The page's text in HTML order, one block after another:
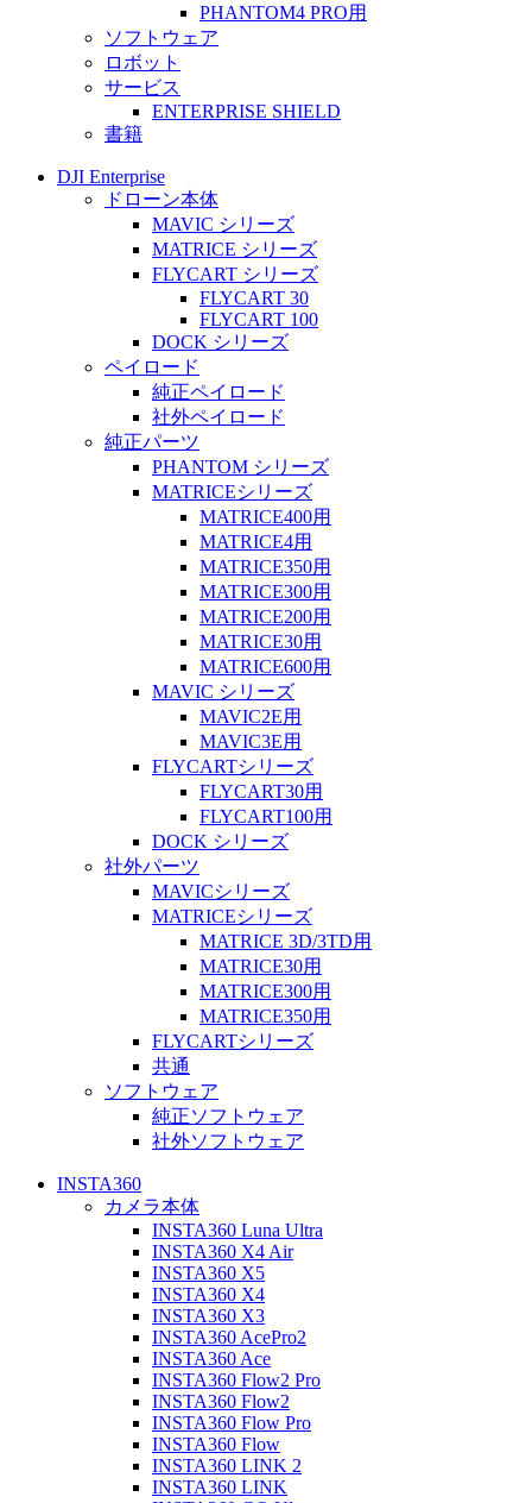
PHANTOM4 PRO用
ソフトウェア
ロボット
サービス
ENTERPRISE SHIELD
書籍
DJI Enterprise
ドローン本体
MAVIC シリーズ
MATRICE シリーズ
FLYCART シリーズ
FLYCART 30
FLYCART 100
DOCK シリーズ
ペイロード
純正ペイロード
社外ペイロード
純正パーツ
PHANTOM シリーズ
MATRICEシリーズ
MATRICE400用
MATRICE4用
MATRICE350用
MATRICE300用
MATRICE200用
MATRICE30用
MATRICE600用
MAVIC シリーズ
MAVIC2E用
MAVIC3E用
FLYCARTシリーズ
FLYCART30用
FLYCART100用
DOCK シリーズ
社外パーツ
MAVICシリーズ
MATRICEシリーズ
MATRICE 3D/3TD用
MATRICE30用
MATRICE300用
MATRICE350用
FLYCARTシリーズ
共通
ソフトウェア
純正ソフトウェア
社外ソフトウェア
INSTA360
カメラ本体
INSTA360 Luna Ultra
INSTA360 X4 Air
INSTA360 X5
INSTA360 X4
INSTA360 X3
INSTA360 AcePro2
INSTA360 Ace
INSTA360 Flow2 Pro
INSTA360 Flow2
INSTA360 Flow Pro
INSTA360 Flow
INSTA360 LINK 2
INSTA360 LINK